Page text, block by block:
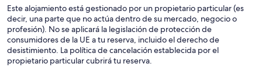
Este alojamiento está gestionado por un propietario particular (es
decir, una parte que no actúa dentro de su mercado, negocio o
profesión). No se aplicará la legislación de protección de
consumidores de la UE a tu reserva, incluido el derecho de
desistimiento. La política de cancelación establecida por el
propietario particular cubrirá tu reserva.